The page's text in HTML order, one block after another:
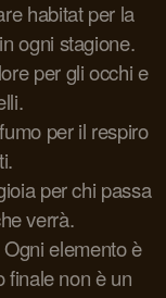
habitat per la
ogni stagione.
per gli occhi e
per il respiro
per chi passa
verrà.
elemento è
finale non è un